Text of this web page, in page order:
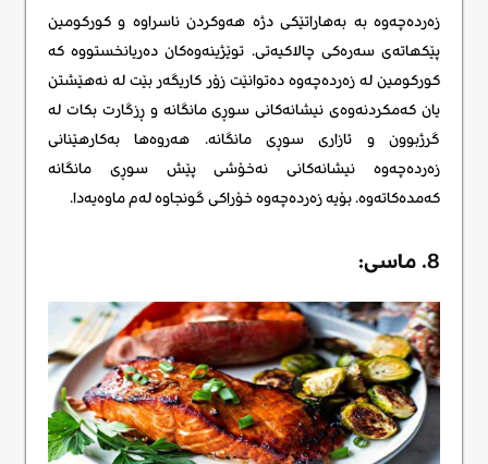
زەردەچەوە بە بەهاراتێکی دژە هەوکردن ناسراوە و کورکومین
پێکهاتەی سەرەکی چالاکیەتی. توێژینەوەکان دەریانخستووە کە
کورکومین لە زەردەچەوە دەتوانێت زۆر کاریگەر بێت لە نەهێشتن
یان کەمکردنەوەی نیشانەکانی سوڕی مانگانە و ڕزگارت بکات لە
گرژبوون و ئازاری سوڕی مانگانە. هەروەها بەکارهێنانی
زەردەچەوە نیشانەکانی نەخۆشی پێش سوڕی مانگانە
کەمدەکاتەوە. بۆیە زەردەچەوە خۆراکی گونجاوە لەم ماوەیەدا.
8. ماسی: